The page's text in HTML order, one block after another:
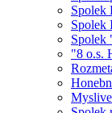
Spolek
Spolek
Spolek
"8 o.s.